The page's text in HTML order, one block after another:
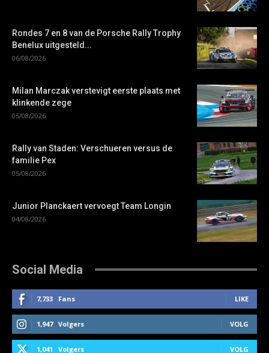
Rondes 7 en 8 van de Porsche Rally Trophy
Benelux uitgesteld...
06/08/2026
Milan Marczak verstevigt eerste plaats met
klinkende zege
05/08/2026
Rally van Staden: Verschueren versus de
familie Pex
05/08/2026
Junior Planckaert vervoegt Team Longin
04/08/2026
Social Media
7,733 Fans LIKE
1,947 Volgers VOLG
1,041 Volgers VOLG